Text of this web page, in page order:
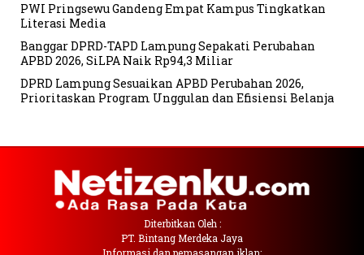
PWI Pringsewu Gandeng Empat Kampus Tingkatkan
Literasi Media
Banggar DPRD-TAPD Lampung Sepakati Perubahan
APBD 2026, SiLPA Naik Rp94,3 Miliar
DPRD Lampung Sesuaikan APBD Perubahan 2026,
Prioritaskan Program Unggulan dan Efisiensi Belanja
Diterbitkan Oleh :
PT. Bintang Merdeka Jaya